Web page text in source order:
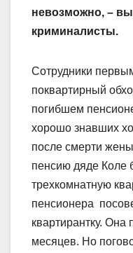
невозможно, –
криминалисты.
Сотрудники
поквартирный
погибшем
хорошо знавших
после смерти
пенсию дяде Коле
трехкомнатную
пенсионера
квартирантку. Она
месяцев. Но